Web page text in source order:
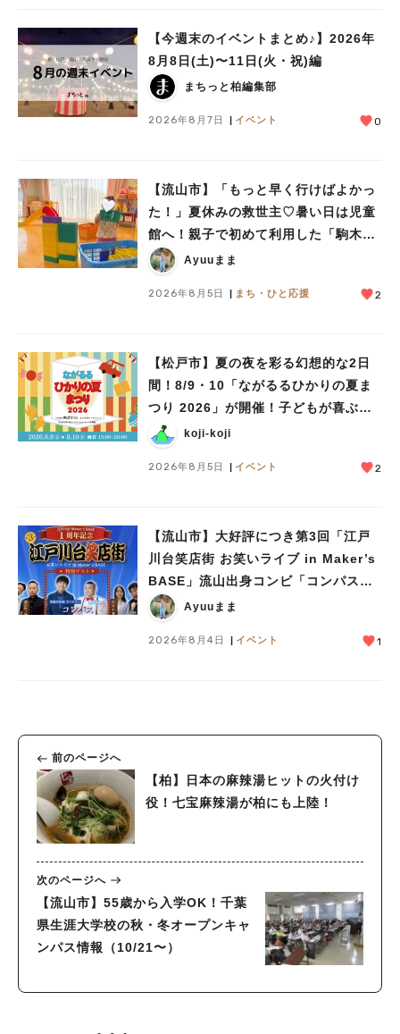
【今週末のイベントまとめ♪】2026年
8月8日(土)〜11日(火・祝)編
まちっと柏編集部
2026年8月7日 イベント 0
【流山市】「もっと早く行けばよかっ
た！」夏休みの救世主♡暑い日は児童
館へ！親子で初めて利用した「駒木台
児童館」レポート
Ayuuまま
2026年8月5日 まち・ひと応援 2
【松戸市】夏の夜を彩る幻想的な2日
間！8/9・10「ながるるひかりの夏ま
つり 2026」が開催！子どもが喜ぶワ
ークショップや限定ヒーローショーも
koji-koji
2026年8月5日 イベント 2
【流山市】大好評につき第3回「江戸
川台笑店街 お笑いライブ in Maker’s
BASE」流山出身コンビ「コンパス」
も登場！8/23（日）
Ayuuまま
2026年8月4日 イベント 1
前のページへ
【柏】日本の麻辣湯ヒットの火付け
役！七宝麻辣湯が柏にも上陸！
次のページへ
【流山市】55歳から入学OK！千葉
県生涯大学校の秋・冬オープンキャ
ンパス情報（10/21〜）